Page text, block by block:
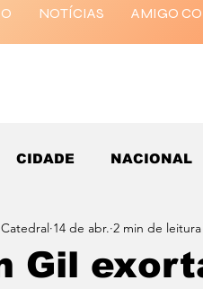
NOTÍCIAS AMIGO
CIDADE NACIONAL
Gil
14 de abr. 2 min de leitura